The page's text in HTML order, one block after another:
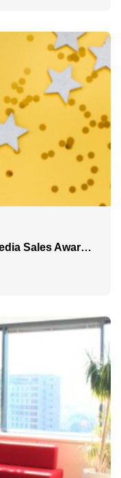
Sales Awar…